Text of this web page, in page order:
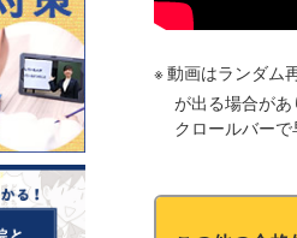
動画はランダム
が出る場合が
クロールバーで